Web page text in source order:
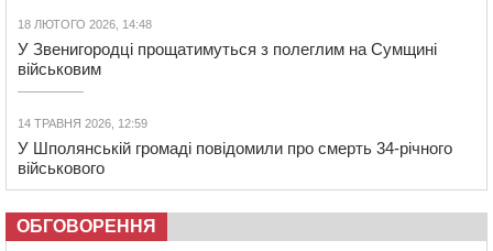
18 ЛЮТОГО 2026, 14:48
У Звенигородці прощатимуться з полеглим на Сумщині
військовим
14 ТРАВНЯ 2026, 12:59
У Шполянській громаді повідомили про смерть 34-річного
військового
ОБГОВОРЕННЯ